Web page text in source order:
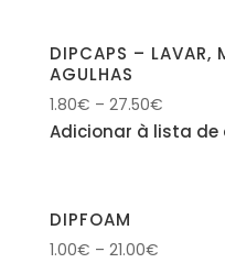
DIPCAPS – LAVAR,
AGULHAS
1.80€ – 27.50€
Adicionar à lista de
DIPFOAM
1.00€ – 21.00€